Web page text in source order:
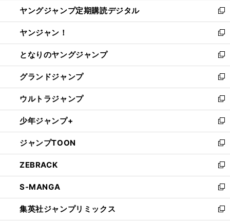
く
で
開
く
ド
ウ
で
開
く
い
ウ
ィ
ン
ド
ウ
で
開
く
ヤングジャンプ定期購読デジタル
新
し
い
ウ
ィ
ン
ド
ウ
で
開
く
ヤンジャン！
新
し
い
ウ
ィ
ン
ド
ウ
で
開
く
となりのヤングジャンプ
新
し
い
ウ
ィ
ン
ド
ウ
で
開
く
グランドジャンプ
新
し
い
ウ
ィ
ン
ド
ウ
で
開
く
ウルトラジャンプ
新
し
い
ウ
ィ
ン
ド
ウ
で
開
く
少年ジャンプ+
新
し
い
ウ
ィ
ン
ド
ウ
で
開
ジャンプTOON
新
し
い
ウ
ィ
ン
ド
ウ
ZEBRACK
新
し
い
ウ
ィ
ン
S-MANGA
新
し
い
集英社ジャンプリミックス
新